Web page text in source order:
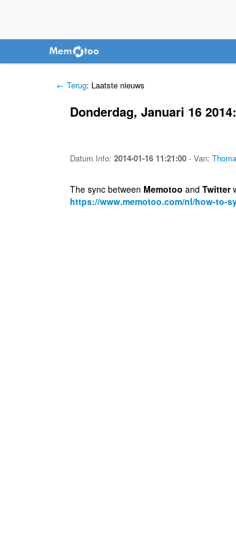
← Terug: Laatste nieuws
Donderdag, Januari 16
Datum Info: 2014-01-16 11:21:00- Van:
The sync between Memotoo and Twitter
https://www.memotoo.com/nl/how-to-